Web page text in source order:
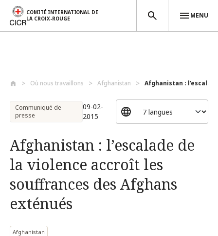
COMITÉ INTERNATIONAL DE
LA CROIX-ROUGE
MENU
Où nous travaillons Afghanistan Afghanistan :
Communiqué de
presse
09-02-
2015
Afghanistan : l’escalade de
la violence accroît les
souffrances des Afghans
exténués
Afghanistan